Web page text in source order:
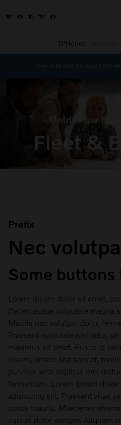
D'Hondt
Hier is hij dan! De Volvo EX60
Ontdek uw
Fleet &
Veiligheid primeert
Prefix
Nec
Some buttons
Lorem ipsum dolor sit amet,
Pellentesque vulputate magna
Mauris nec volutpat dolor,
Praesent vulputate nisl odio, sit
maximus sit amet. Fusce id
ipsum, ornare sed sem et,
pulvinar ante dapibus orci
fermentum. Lorem ipsum dolor
adipiscing elit. Praesent vitae
purus mauris. Maecenas
cursus dolor semper. Aliquam